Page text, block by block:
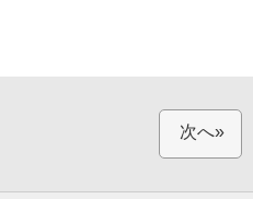
次へ»